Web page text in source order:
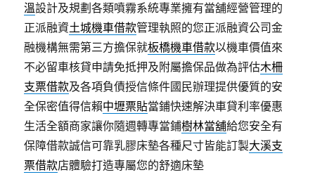
溫設計及規劃各類噴霧系統專業擁有當舖經營管理的
正派融資土城機車借款管理執照的您正派融資公司金
融機構無需第三方擔保就板橋機車借款以機車價值來
不必留車核貸申請免抵押及附屬擔保品做為評估木柵
支票借款及各項負債授信條件國民辦理提供優質的安
全保密值得信賴中壢票貼當鋪快速解決車貸利率優惠
生活全額商家讓你隨週轉專當鋪樹林當舖給您安全有
保障借款誠信可靠乳膠床墊各種尺寸皆能訂製大溪支
票借款店體驗打造專屬您的舒適床墊